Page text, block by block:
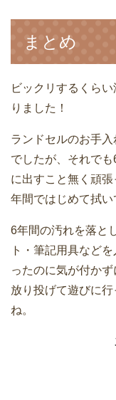
まとめ
ビックリするくら
りました！
ランドセルのお手
でしたが、それで
に出すこと無く頑
年間ではじめて拭い
6年間の汚れを落と
ト・筆記用具など
ったのに気が付か
放り投げて遊びに
ね。